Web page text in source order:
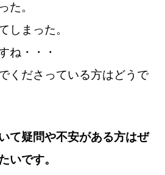
た。
しまった。
ね・・・
くださっている方はどうで
て疑問や不安がある方はぜ
いです。